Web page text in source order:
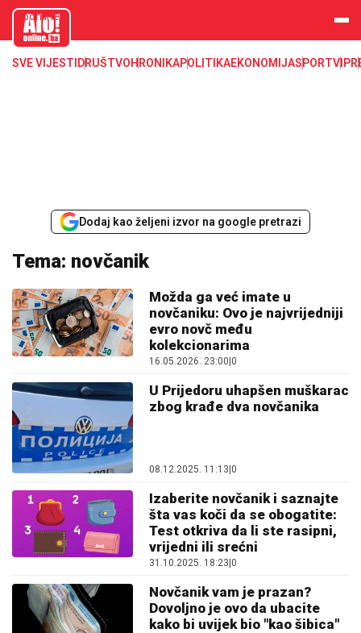
aloonline.b
SVE VIJESTI DRUŠTVOHRONIKAPOLITIKAEKONOMIJASPORTVIP
Dodaj kao željeni izvor na google pretrazi
Tema: novčanik
Možda ga već imate u
novčaniku: Ovo je najvrijedniji
evro novč među
kolekcionarima
16.05.2026. 23:00 0
U Prijedoru uhapšen muškarac
zbog krađe dva novčanika
08.12.2025. 11:13|0
Izaberite novčanik i saznajte
šta vas koči da se obogatite:
Test otkriva da li ste rasipni,
vrijedni ili srećni
31.10.2025. 18:23|0
Novčanik vam je prazan?
Dovoljno je ovo da ubacite
kako bi uvijek bio "kao šibica"